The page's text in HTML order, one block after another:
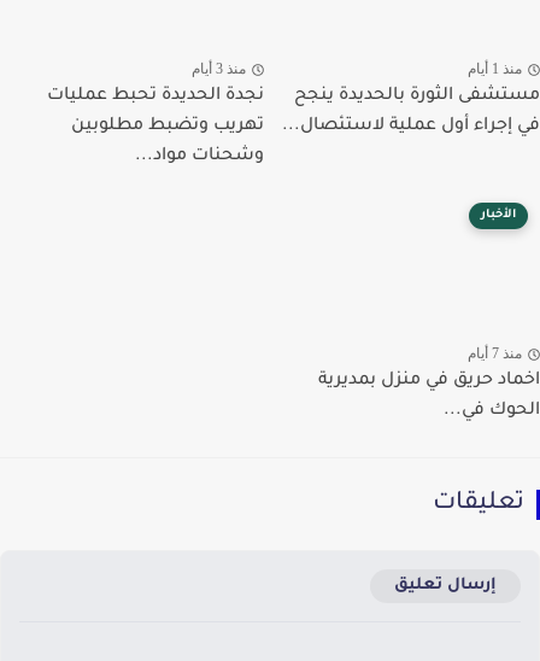
1 أيام
الثورة بالحديدة ينجح
أول عملية لاستئصال...
منذ 3 أيام
نجدة الحديدة تحبط عمليات
تهريب وتضبط مطلوبين
وشحنات مواد...
الأخبار
7 أيام
حريق في منزل بمديرية
في...
إرسال تعليق